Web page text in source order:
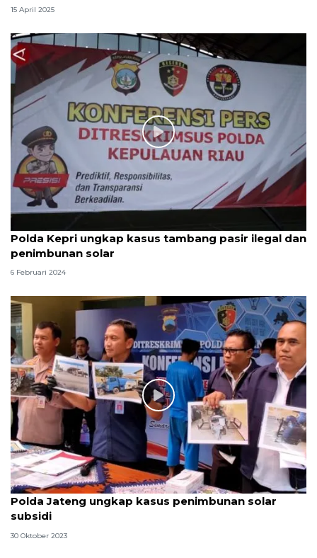
15 April 2025
Polda Kepri ungkap kasus tambang pasir ilegal dan
penimbunan solar
6 Februari 2024
Polda Jateng ungkap kasus penimbunan solar
subsidi
30 Oktober 2023